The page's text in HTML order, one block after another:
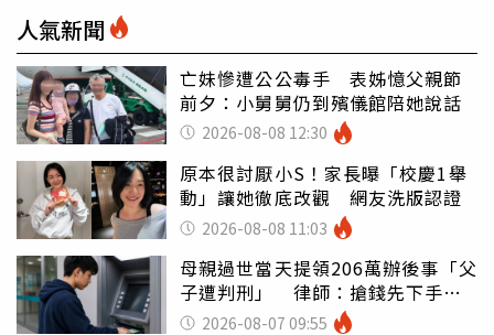
人氣新聞
亡妹慘遭公公毒手 表姊憶父親節
前夕：小舅舅仍到殯儀館陪她說話
2026-08-08 12:30
原本很討厭小S！家長曝「校慶1舉
動」讓她徹底改觀 網友洗版認證
2026-08-08 11:03
母親過世當天提領206萬辦後事「父
子遭判刑」 律師：搶錢先下手是
罪 2026-08-07 09:55